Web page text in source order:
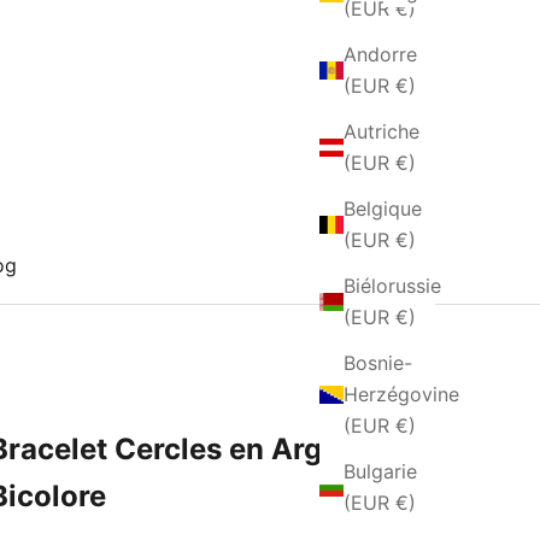
(EUR €)
Andorre
(EUR €)
Autriche
(EUR €)
Belgique
(EUR €)
Biélorussie
(EUR €)
Bosnie-
Herzégovine
(EUR €)
Bulgarie
(EUR €)
Cercles en Argent